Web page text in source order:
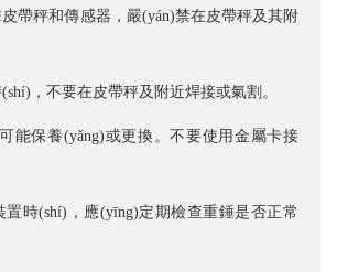
帶秤和傳感器，嚴(yán)禁在皮帶秤及其附
，不要在皮帶秤及附近焊接或氣割。
能保養(yǎng)或更換。不要使用金屬卡接
置時(shí)，應(yīng)定期檢查重錘是否正常